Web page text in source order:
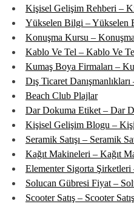
Kişisel Gelişim Rehberi –
Yükselen Bilgi – Yükselen
Konuşma Kursu –
Kablo Ve Tel – Kablo Ve
Kumaş Boya Firmaları –
Dış Ticaret
Beach Club Plajlar
Dar Dokuma Etiket – Dar
Kişisel Gelişim Blogu –
Seramik Satışı – Seramik
Kağıt Makineleri – Kağıt
Elementer Sigorta
Solucan Gübresi Fiyat –
Scooter Satış – Scooter Satış